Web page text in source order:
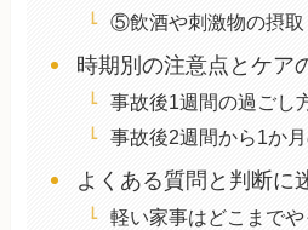
⑤飲酒や刺激物の摂取
時期別の注意点とケア
事故後1週間の過ごし
事故後2週間から1か
よくある質問と判断に
軽い家事はどこまで